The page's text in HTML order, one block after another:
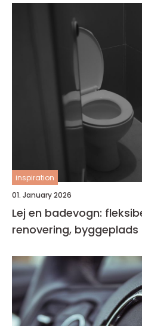
inspiration
01. January 2026
Lej en badevogn:
renovering,